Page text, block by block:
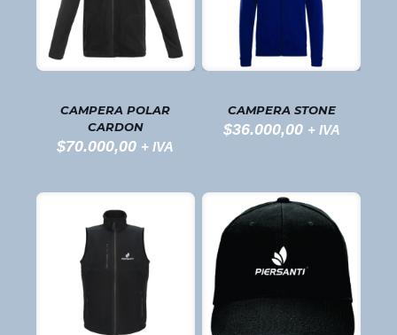
CAMPERA POLAR
CARDON
$70.000,00 + IVA
CAMPERA STONE
$36.000,00 + IVA